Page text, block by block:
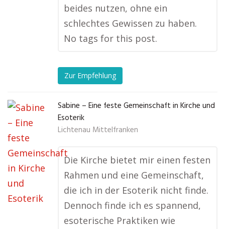
beides nutzen, ohne ein
schlechtes Gewissen zu haben.
No tags for this post.
Zur Empfehlung
Sabine – Eine feste Gemeinschaft in Kirche und
Esoterik
Lichtenau Mittelfranken
Die Kirche bietet mir einen festen
Rahmen und eine Gemeinschaft,
die ich in der Esoterik nicht finde.
Dennoch finde ich es spannend,
esoterische Praktiken wie